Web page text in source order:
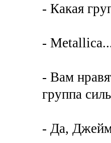
- Какая
-
- Вам
группа
- Да,